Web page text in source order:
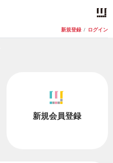
新規登録 / ログイン
新規会員登録